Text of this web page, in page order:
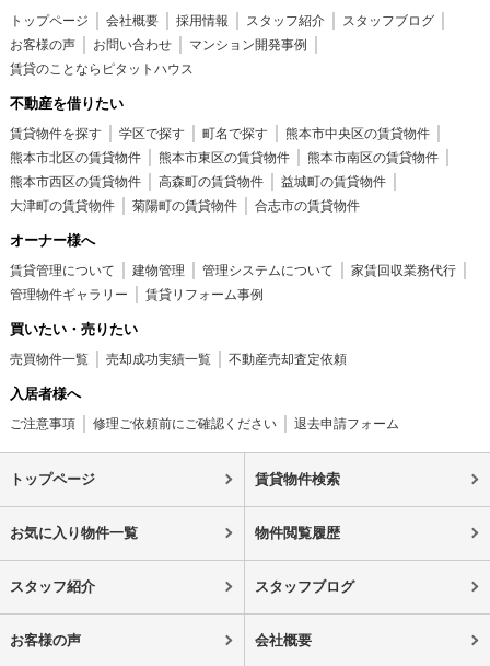
トップページ 会社概要 採用情報 スタッフ紹介
スタッフブログ
お客様の声
お問い合わせ
マンション開発事例
賃貸のことならピタットハウス
不動産を借りたい
賃貸物件を探す 学区で探す 町名で探す
熊本市中央区の賃貸物件
熊本市北区の賃貸物件
熊本市東区の賃貸物件
熊本市南区の賃貸物件
熊本市西区の賃貸物件
高森町の賃貸物件
益城町の賃貸物件
大津町の賃貸物件
菊陽町の賃貸物件 合志市の賃貸物件
オーナー様へ
賃貸管理について 建物管理 管理システムについて
家賃回収業務代行
管理物件ギャラリー
賃貸リフォーム事例
買いたい・売りたい
売買物件一覧 売却成功実績一覧 不動産売却査定依頼
入居者様へ
ご注意事項 修理ご依頼前にご確認ください 退去申請フォーム
トップページ 賃貸物件検索
お気に入り物件一覧 物件閲覧履歴
スタッフ紹介 スタッフブログ
お客様の声 会社概要